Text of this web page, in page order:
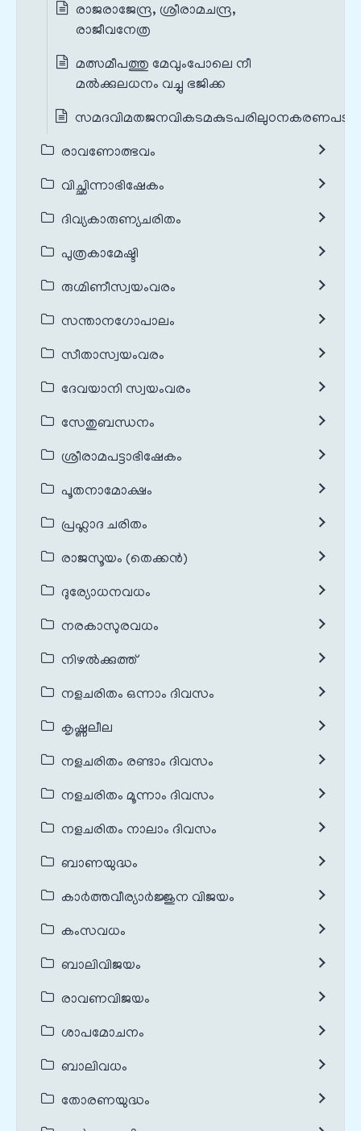
രാജരാജേന്ദ്ര, ശ്രീരാമചന്ദ്ര,
രാജീവനേത്ര
മത്സമീപത്തു മേവുംപോലെ നീ
മൽക്കുലധനം വച്ചു ഭജിക്ക
സമദവിമതജനവികടമകുടപരിലുഠനകരണപടു
രാവണോത്ഭവം
വിച്ഛിന്നാഭിഷേകം
ദിവ്യകാരുണ്യചരിതം
പുത്രകാമേഷ്ടി
രുഗ്മിണീസ്വയംവരം
സന്താനഗോപാലം
സീതാസ്വയംവരം
ദേവയാനി സ്വയംവരം
സേതുബന്ധനം
ശ്രീരാമപട്ടാഭിഷേകം
പൂതനാമോക്ഷം
പ്രഹ്ലാദ ചരിതം
രാജസൂയം (തെക്കൻ)
ദുര്യോധനവധം
നരകാസുരവധം
നിഴൽക്കുത്ത്
നളചരിതം ഒന്നാം ദിവസം
കൃഷ്ണലീല
നളചരിതം രണ്ടാം ദിവസം
നളചരിതം മൂന്നാം ദിവസം
നളചരിതം നാലാം ദിവസം
ബാണയുദ്ധം
കാർത്തവീര്യാർജ്ജുന വിജയം
കംസവധം
ബാലിവിജയം
രാവണവിജയം
ശാപമോചനം
ബാലിവധം
തോരണയുദ്ധം